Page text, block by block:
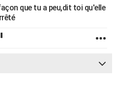
que tu a peu,dit toi qu'elle